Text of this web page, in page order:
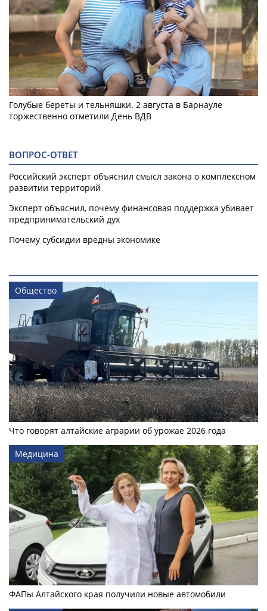
Голубые береты и тельняшки. 2 августа в Барнауле
торжественно отметили День ВДВ
ВОПРОС-ОТВЕТ
Российский эксперт объяснил смысл закона о комплексном
развитии территорий
Эксперт объяснил, почему финансовая поддержка убивает
предпринимательский дух
Почему субсидии вредны экономике
Общество
Что говорят алтайские аграрии об урожае 2026 года
Медицина
ФАПы Алтайского края получили новые автомобили